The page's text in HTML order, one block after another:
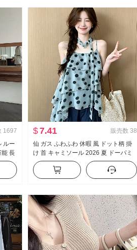
1697
ルー
能 長
ソー
$7.41 販売数 38
仙 ガス ふわふわ 休暇 風 ドット柄 掛
け 首 キャミソール 2026 夏 ドーパミ
ン ケーキ ポンポン ベビーシャツ トッ
プス